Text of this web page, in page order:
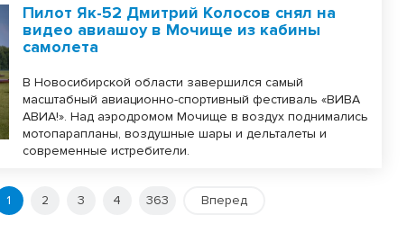
Пилот Як-52 Дмитрий Колосов снял на
видео авиашоу в Мочище из кабины
самолета
В Новосибирской области завершился самый
масштабный авиационно-спортивный фестиваль «ВИВА
АВИА!». Над аэродромом Мочище в воздух поднимались
мотопарапланы, воздушные шары и дельталеты и
современные истребители.
1 2 3 4 363 Вперед